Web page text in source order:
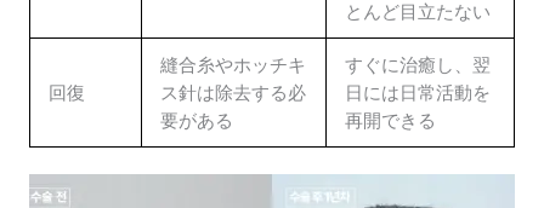
とんど目立たない
回復
縫合糸やホッチキ
ス針は除去する必
要がある
すぐに治癒し、翌
日には日常活動を
再開できる